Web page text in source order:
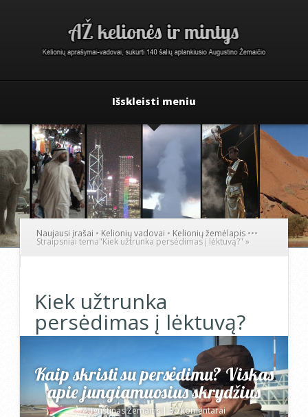
Išskleisti meniu
Naujausi įrašai • Kelionių vadovai • Kelionių žemėlapis •••
Straipsniai tema"Kiek užtrunka persėdimas į lėktuvą?" »
Kiek užtrunka
persėdimas į lėktuvą?
Kaip skristi su persėdimu? Viskas
apie jungiamuosius skrydžius
Augustinas Žemaitis | 30 komentarai